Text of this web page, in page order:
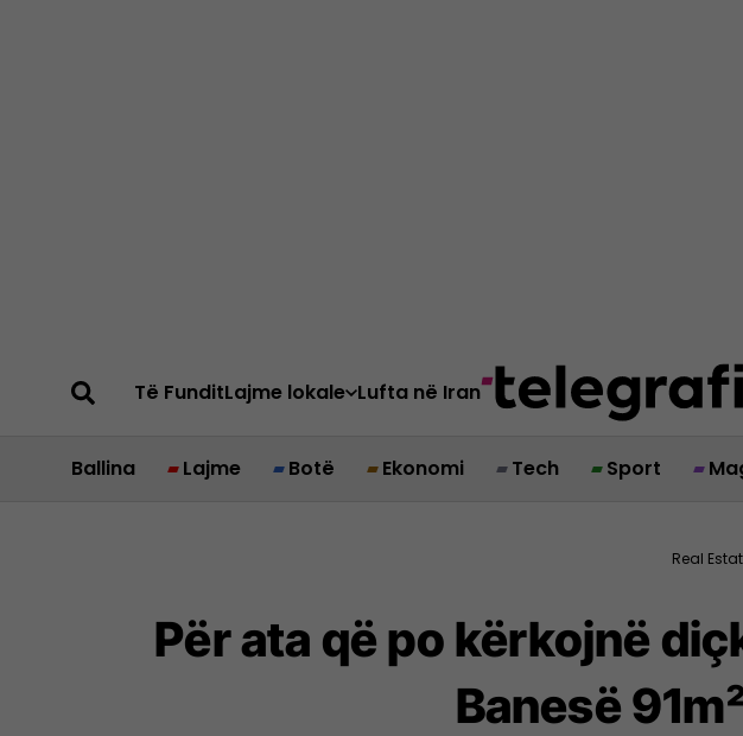
Të FunditLajme lokale Lufta në Iran
Ballina Lajme Botë Ekonomi Tech Sport
Real
Për ata që po kërkojnë
Banesë